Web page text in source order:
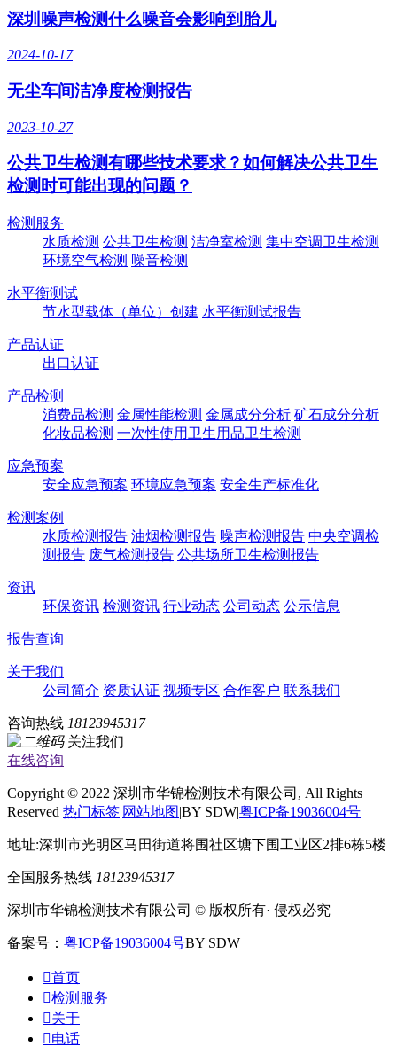
深圳噪声检测什么噪音会影响到胎儿
2024-10-17
无尘车间洁净度检测报告
2023-10-27
公共卫生检测有哪些技术要求？如何解决公共卫生
检测时可能出现的问题？
检测服务
水质检测 公共卫生检测 洁净室检测 集中空调卫生检测
环境空气检测 噪音检测
水平衡测试
节水型载体（单位）创建 水平衡测试报告
产品认证
出口认证
产品检测
消费品检测 金属性能检测 金属成分分析 矿石成分分析
化妆品检测 一次性使用卫生用品卫生检测
应急预案
安全应急预案 环境应急预案 安全生产标准化
检测案例
水质检测报告 油烟检测报告 噪声检测报告 中央空调检
测报告 废气检测报告 公共场所卫生检测报告
资讯
环保资讯 检测资讯 行业动态 公司动态 公示信息
报告查询
关于我们
公司简介 资质认证 视频专区 合作客户 联系我们
咨询热线 18123945317
关注我们
在线咨询
Copyright © 2022 深圳市华锦检测技术有限公司, All Rights
Reserved 热门标签|网站地图|BY SDW|粤ICP备19036004号
地址:深圳市光明区马田街道将围社区塘下围工业区2排6栋5楼
全国服务热线 18123945317
深圳市华锦检测技术有限公司 © 版权所有· 侵权必究
备案号： 粤ICP备19036004号BY SDW
首页
检测服务
关于
电话